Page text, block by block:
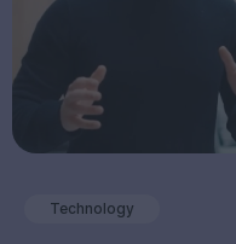
Technology